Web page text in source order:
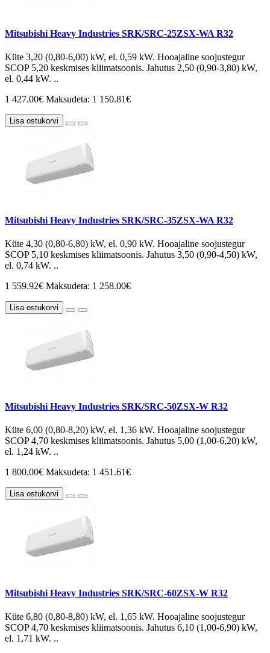
Mitsubishi Heavy Industries SRK/SRC-25ZSX-WA R32
Küte 3,20 (0,80-6,00) kW, el. 0,59 kW. Hooajaline soojustegur
SCOP 5,20 keskmises kliimatsoonis. Jahutus 2,50 (0,90-3,80) kW,
el. 0,44 kW. ..
1 427.00€ Maksudeta: 1 150.81€
Lisa ostukorvi
Mitsubishi Heavy Industries SRK/SRC-35ZSX-WA R32
Küte 4,30 (0,80-6,80) kW, el. 0,90 kW. Hooajaline soojustegur
SCOP 5,10 keskmises kliimatsoonis. Jahutus 3,50 (0,90-4,50) kW,
el. 0,74 kW. ..
1 559.92€ Maksudeta: 1 258.00€
Lisa ostukorvi
Mitsubishi Heavy Industries SRK/SRC-50ZSX-W R32
Küte 6,00 (0,80-8,20) kW, el. 1,36 kW. Hooajaline soojustegur
SCOP 4,70 keskmises kliimatsoonis. Jahutus 5,00 (1,00-6,20) kW,
el. 1,24 kW. ..
1 800.00€ Maksudeta: 1 451.61€
Lisa ostukorvi
Mitsubishi Heavy Industries SRK/SRC-60ZSX-W R32
Küte 6,80 (0,80-8,80) kW, el. 1,65 kW. Hooajaline soojustegur
SCOP 4,70 keskmises kliimatsoonis. Jahutus 6,10 (1,00-6,90) kW,
el. 1,71 kW. ..